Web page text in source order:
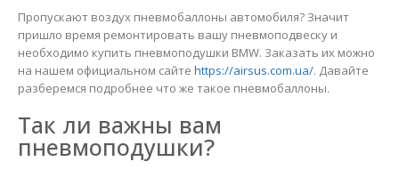
Пропускают воздух пневмобаллоны автомобиля? Значит
пришло время ремонтировать вашу пневмоподвеску и
необходимо купить пневмоподушки BMW. Заказать их можно
на нашем официальном сайте https://airsus.com.ua/. Давайте
разберемся подробнее что же такое пневмобаллоны.
Так ли важны вам
пневмоподушки?